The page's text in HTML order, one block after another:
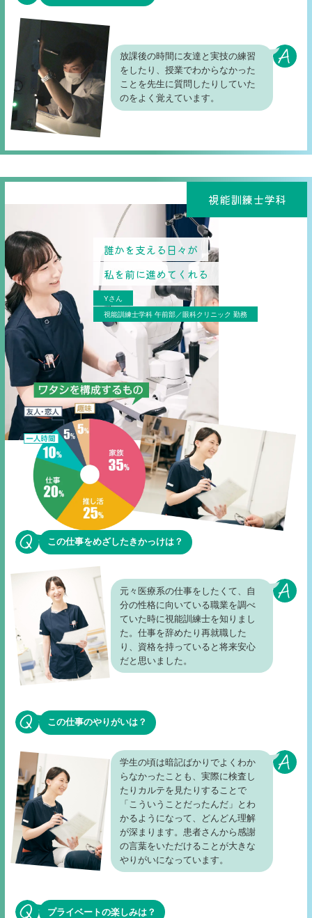
放課後の時間に友達と実技の練習
をしたり、授業でわからなかった
ことを先生に質問したりしていた
のをよく覚えています。
視能訓練士学科
誰かを支える日々が
私を前に進めてくれる
Yさん
視能訓練士学科 午前部／眼科クリニック 勤務
この仕事をめざしたきかっけは？
元々医療系の仕事をしたくて、自
分の性格に向いている職業を調べ
ていた時に視能訓練士を知りまし
た。仕事を辞めたり再就職した
り、資格を持っていると将来安心
だと思いました。
この仕事のやりがいは？
学生の頃は暗記ばかりでよくわか
らなかったことも、実際に検査し
たりカルテを見たりすることで
「こういうことだったんだ」とわ
かるようになって、どんどん理解
が深まります。患者さんから感謝
の言葉をいただけることが大きな
やりがいになっています。
プライベートの楽しみは？